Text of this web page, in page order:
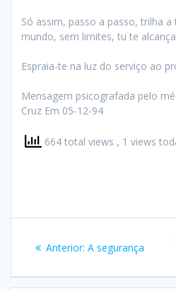
Só assim, passo a passo, trilha
mundo, sem limites, tu te
Espraia-te na luz do serviço ao
Mensagem psicografada pelo
Cruz Em 05-12-94
664 total views , 1 views
de Anterior: Post
A segurança